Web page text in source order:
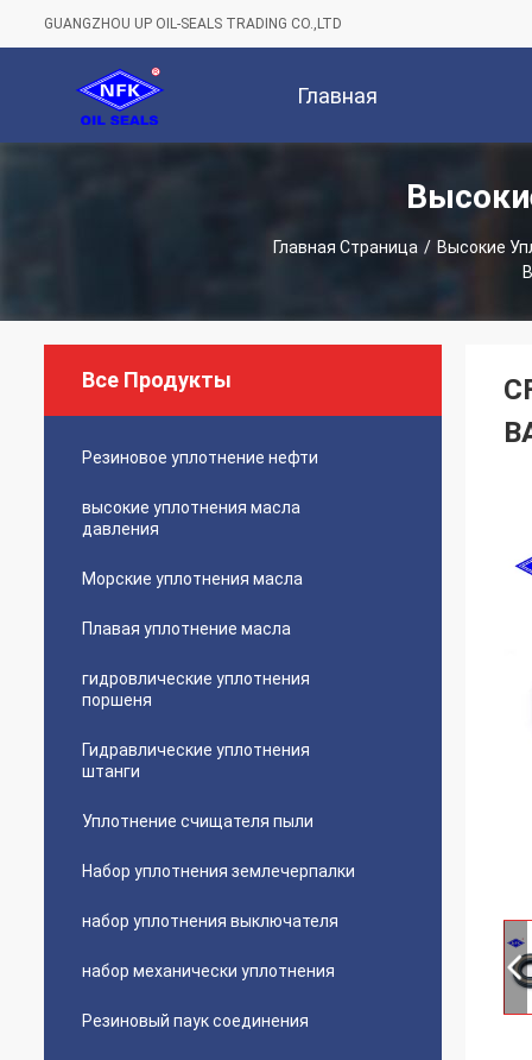
GUANGZHOU UP OIL-SEALS TRADING CO.,LTD
Главная
Главная Страница / Высокие
Все Продукты
Резиновое уплотнение нефти
высокие уплотнения масла
давления
Морские уплотнения масла
Плавая уплотнение масла
гидровлические уплотнения
поршеня
Гидравлические уплотнения
штанги
Уплотнение счищателя пыли
Набор уплотнения землечерпалки
набор уплотнения выключателя
набор механически уплотнения
Резиновый паук соединения